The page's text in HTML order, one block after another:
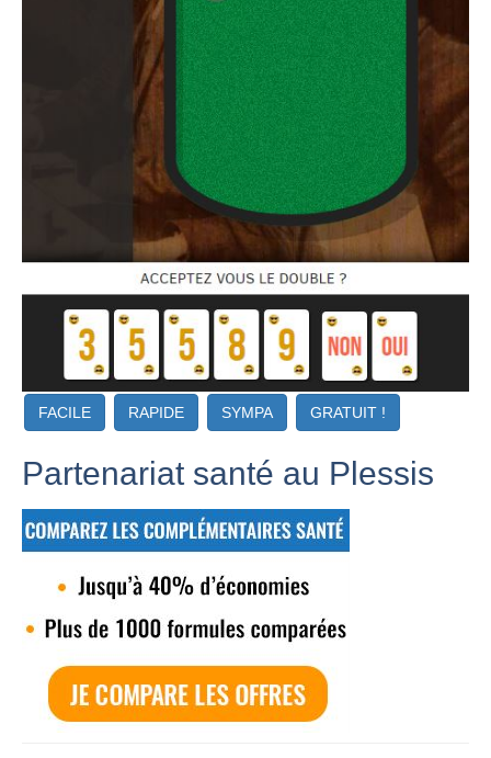
FACILE RAPIDE SYMPA GRATUIT !
Partenariat santé au Plessis